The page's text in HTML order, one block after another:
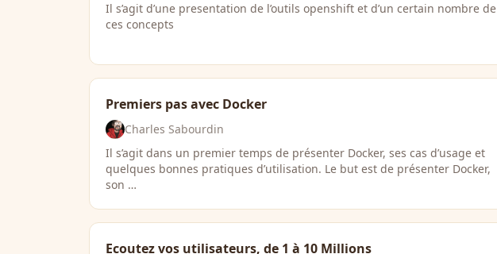
Il s’agit d’une presentation de l’outils openshift et d’un certain nombre de
ces concepts
Premiers pas avec Docker
Charles Sabourdin
Il s’agit dans un premier temps de présenter Docker, ses cas d’usage et
quelques bonnes pratiques d’utilisation. Le but est de présenter Docker,
son …
Ecoutez vos utilisateurs, de 1 à 10 Millions